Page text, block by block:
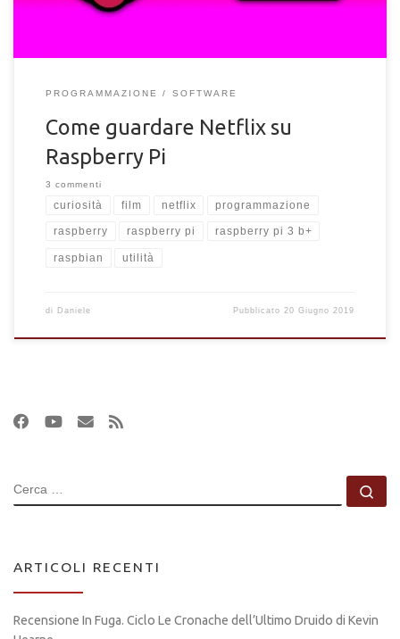
PROGRAMMAZIONE SOFTWARE
Come guardare Netflix su
Raspberry Pi
3 commenti
curiosità film netflix programmazione
raspberry raspberry pi raspberry pi 3 b+
raspbian utilità
di Daniele Pubblicato 20 Giugno 2019
CERCA
ARTICOLI RECENTI
Recensione In Fuga. Ciclo Le Cronache dell’Ultimo Druido di Kevin